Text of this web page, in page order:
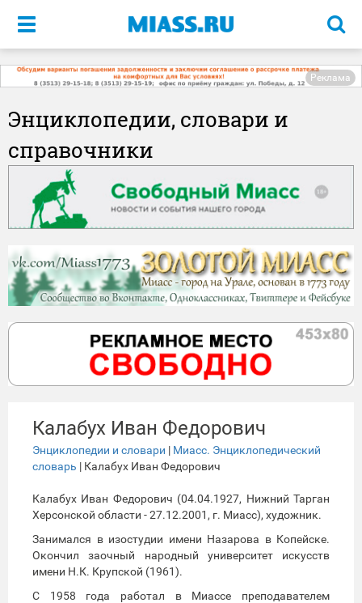
Меню
Реклама
Энциклопедии, словари и
справочники
Калабух Иван Федорович
Энциклопедии и словари | Миасс. Энциклопедический
словарь | Калабух Иван Федорович
Калабух Иван Федорович (04.04.1927, Нижний Тарган
Херсонской области - 27.12.2001, г. Миасс), художник.
Занимался в изостудии имени Назарова в Копейске.
Окончил заочный народный университет искусств
имени Н.К. Крупской (1961).
С 1958 года работал в Миассе преподавателем